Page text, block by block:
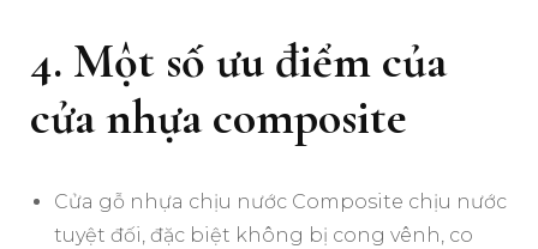
4. Một số ưu điểm của
cửa nhựa composite
Cửa gỗ nhựa chịu nước Composite chịu nước
tuyệt đối, đặc biệt không bị cong vênh, co